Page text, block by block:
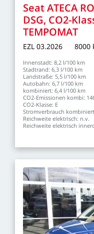
SeatATECA
DSG, CO2-
TEMPOMAT
EZL 03.2026 8000
Innenstadt: 8,2 l/100 km
Stadtrand: 6,3 l/100 km
Landstraße: 5,5 l/100 km
Autobahn: 6,7 l/100 km
kombiniert: 6,4 l/100 km
CO2-Emissionen kombi:
CO2-Klasse: E
Stromverbrauch
Reichweite elektrisch: n.v.
Reichweite elektrisch